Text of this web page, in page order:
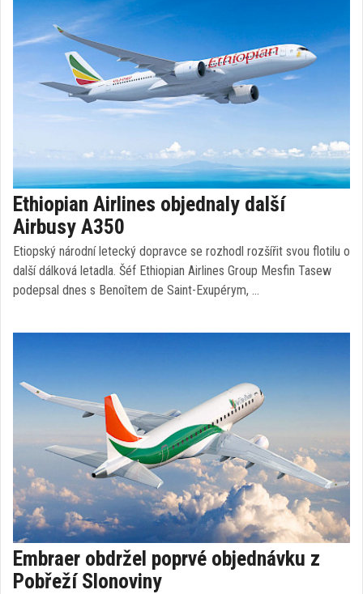
Ethiopian Airlines objednaly další
Airbusy A350
Etiopský národní letecký dopravce se rozhodl rozšířit svou flotilu o
další dálková letadla. Šéf Ethiopian Airlines Group Mesfin Tasew
podepsal dnes s Benoîtem de Saint-Exupérym, …
Embraer obdržel poprvé objednávku z
Pobřeží Slonoviny